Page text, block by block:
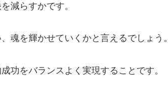
減らすかです。
魂を輝かせていくかと言えるでしょう。
功をバランスよく実現することです。